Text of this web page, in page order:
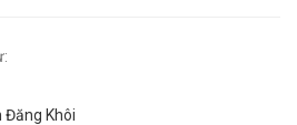
Đăng Khôi